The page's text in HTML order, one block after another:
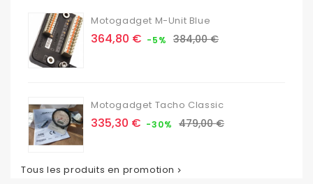
Motogadget M-Unit Blue
Prix
364,80 € -5% Prix
384,00 €
Motogadget Tacho Classic
Prix
335,30 € -30% Prix
479,00 €
Tous les produits en promotion 